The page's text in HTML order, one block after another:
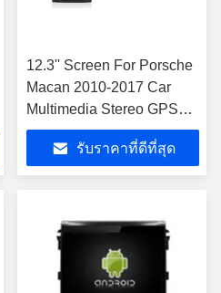
12.3'' Screen For Porsche
Macan 2010-2017 Car
Multimedia Stereo GPS
CarPlay Player ช่องการ์ฟ
ฟรี การ์ฟฟรี การ์ฟรี การ์ฟรี
การ์ฟรี การ์ฟรี การ์ฟรี การ์
การ์ฟรี การ์ฟรี การ์ฟรี การ์
ฟรี การ์ฟรี การ์ฟรี การ์ฟรี
การ์ฟรี การ์ฟรี การ์ฟรี การ์
ฟรี การ์ฟรี การ์ฟรี การ์ฟรี
รับราคาที่ดีที่สุด